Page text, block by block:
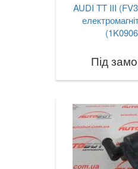
AUDI TT III
Під